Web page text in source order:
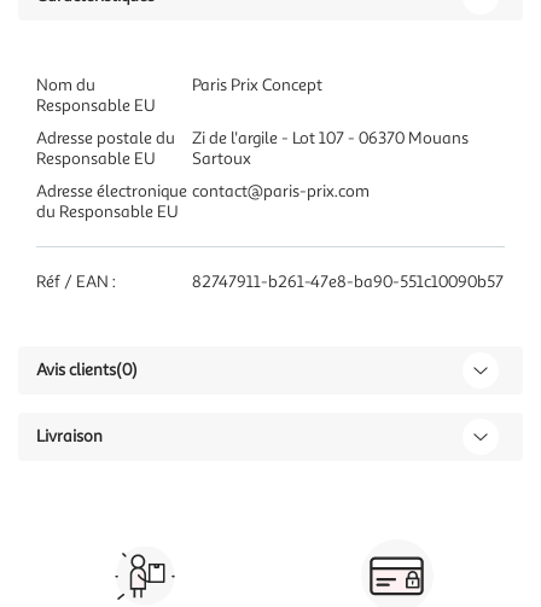
Nom du
Responsable EU
Paris Prix Concept
Adresse postale du
Responsable EU
Zi de l'argile - Lot 107 - 06370 Mouans
Sartoux
Adresse électronique
du Responsable EU
contact@paris-prix.com
Réf / EAN : 82747911-b261-47e8-ba90-551c10090b57
Avis clients(0)
Livraison